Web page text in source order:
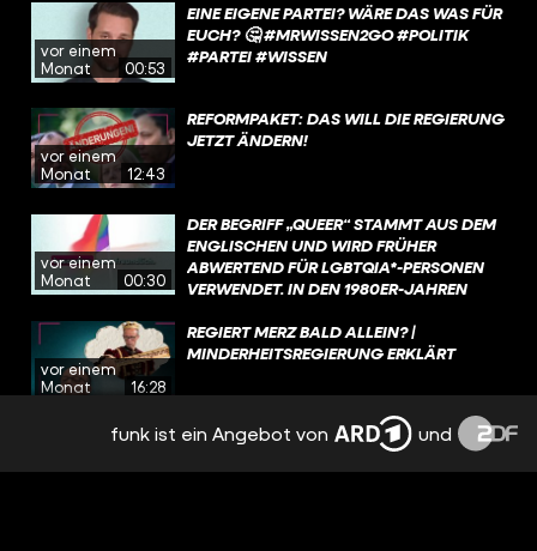
vor einem
Monat
00:53
EINE EIGENE PARTEI? WÄRE DAS WAS FÜR
EUCH? 🤔 #MRWISSEN2GO #POLITIK
#PARTEI #WISSEN
vor einem
Monat
12:43
REFORMPAKET: DAS WILL DIE REGIERUNG
JETZT ÄNDERN!
vor einem
Monat
00:30
DER BEGRIFF „QUEER“ STAMMT AUS DEM
ENGLISCHEN UND WIRD FRÜHER
ABWERTEND FÜR LGBTQIA*-PERSONEN
VERWENDET. IN DEN 1980ER-JAHREN
BEGRIFF ZURÜCK. HEUTE IST „QUEER“ FÜR
VIELE EIN SAMMELBEGRIFF FÜR
SIND ODER SICH NICHT MIT DEM BEI DER
GEBURT ZUGEWIESENEN GESCHLECHT
IDENTIFIZIEREN.
vor einem
Monat
16:28
REGIERT MERZ BALD ALLEIN? |
MINDERHEITSREGIERUNG ERKLÄRT
DAS PROBLEM MIT DER RENTE - EINFACH
funk ist ein Angebot von und